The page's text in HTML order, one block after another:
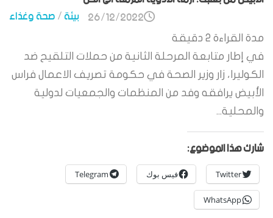
بيئة/صحة وغذاء 26/12/2022
مدة القراءة 2 دقيقة
في إطار متابعة المرحلة الثانية من حملات التلقيح ضد
الكوليرا، زار وزير الصحة في حكومة تصريف الاعمال فراس
الأبيض يرافقه وفد من المنظمات والجمعيات لدولية
والمحلية...
شارك هذا الموضوع:
Twitter فيس بوك Telegram
WhatsApp